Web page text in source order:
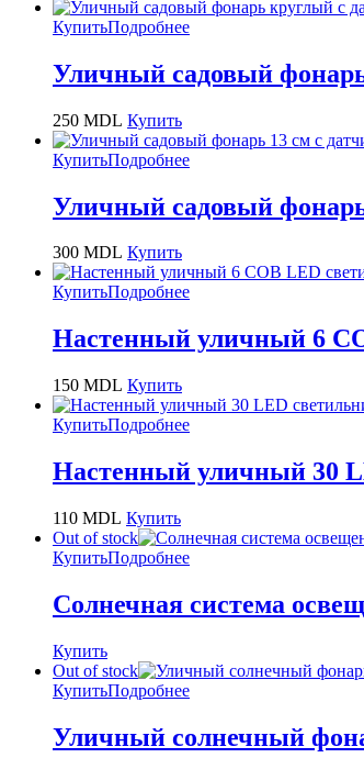
КупитьПодробнее
Уличный садовый
250 MDL Купить
КупитьПодробнее
Уличный садовый
300 MDL Купить
КупитьПодробнее
Настенный уличный 6
150 MDL Купить
КупитьПодробнее
Настенный уличный 30
110 MDL Купить
Out of stock
КупитьПодробнее
Солнечная система
Купить
Out of stock
КупитьПодробнее
Уличный солнечный